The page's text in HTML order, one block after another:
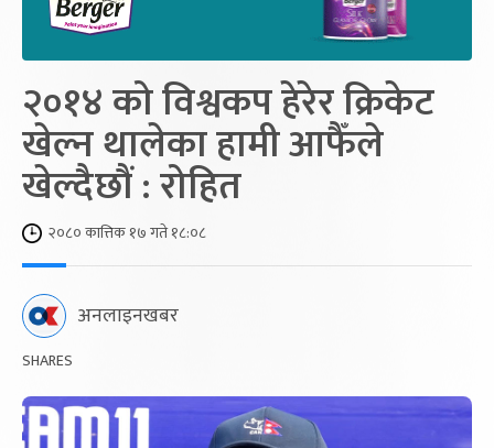
२०१४ को विश्वकप हेरेर क्रिकेट
खेल्न थालेका हामी आफैँले
खेल्दैछौं : रोहित
२०८० कात्तिक १७ गते १८:०८
अनलाइनखबर
SHARES